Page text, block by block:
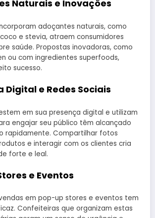
Naturais e Inovações
adoçantes naturais, como
e stevia, atraem consumidores
saúde. Propostas inovadoras, como
ou com ingredientes superfoods,
sucesso.
Digital e Redes Sociais
em sua presença digital e utilizam
engajar seu público têm alcançado
rapidamente. Compartilhar fotos
e interagir com os clientes cria
forte e leal.
e Eventos
em pop-up stores e eventos tem
Confeiteiras que organizam estas